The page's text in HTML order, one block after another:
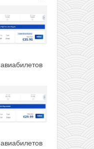
авиабилетов
авиабилетов